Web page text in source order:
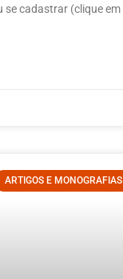
se cadastrar (clique em
ARTIGOS E MONOGRAFIAS